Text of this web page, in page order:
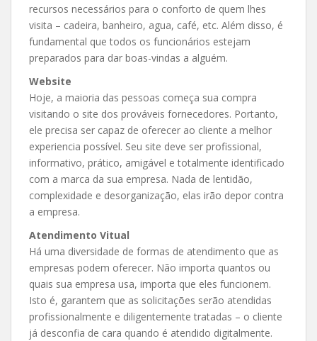
recursos necessários para o conforto de quem lhes
visita – cadeira, banheiro, agua, café, etc. Além disso, é
fundamental que todos os funcionários estejam
preparados para dar boas-vindas a alguém.
Website
Hoje, a maioria das pessoas começa sua compra
visitando o site dos prováveis fornecedores. Portanto,
ele precisa ser capaz de oferecer ao cliente a melhor
experiencia possível. Seu site deve ser profissional,
informativo, prático, amigável e totalmente identificado
com a marca da sua empresa. Nada de lentidão,
complexidade e desorganização, elas irão depor contra
a empresa.
Atendimento Vitual
Há uma diversidade de formas de atendimento que as
empresas podem oferecer. Não importa quantos ou
quais sua empresa usa, importa que eles funcionem.
Isto é, garantem que as solicitações serão atendidas
profissionalmente e diligentemente tratadas – o cliente
já desconfia de cara quando é atendido digitalmente.